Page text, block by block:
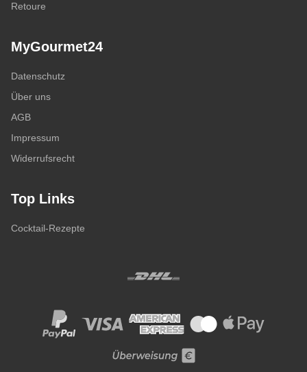
Retoure
MyGourmet24
Datenschutz
Über uns
AGB
Impressum
Widerrufsrecht
Top Links
Cocktail-Rezepte